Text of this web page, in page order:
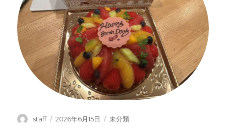
投
staff
投
2026年6月15日
カ
未分類